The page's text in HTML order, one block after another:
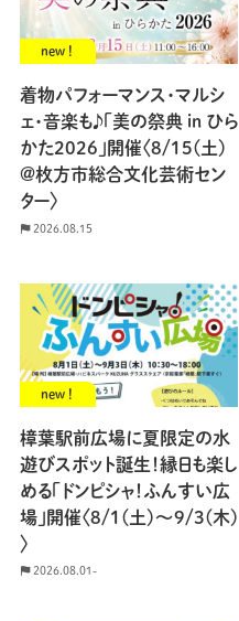
new !
着物パフォーマンス・マルシ
ェ・音楽も♪「美の祭典 in ひら
かた2026」開催〈8/15(土)
@枚方市総合文化芸術セン
ター〉
2026.08.15
new !
樟葉駅前広場に夏限定の水
遊びスポット誕生！縁日も楽し
める「ドンピシャ！ふんすい広
場」開催〈8/1(土)〜9/3(木)
〉
2026.08.01-